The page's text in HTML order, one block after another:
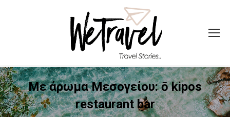
Με άρωμα Μεσογείου: ō kipos
restaurant bar